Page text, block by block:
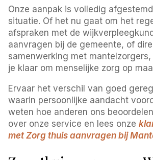
Onze aanpak is volledig
situatie. Of het nu gaat om het
afspraken met de
aanvragen bij de gemeente, of
samenwerking met
je klaar om menselijke zorg op
Ervaar het verschil van goed
waarin persoonlijke aandacht
weten hoe anderen ons
over onze service en lees onze
met Zorg thuis aanvragen bij